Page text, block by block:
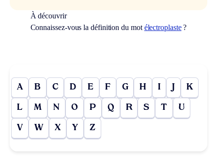
À découvrir
Connaissez-vous la définition du mot électroplaste?
A B C D E F G H I J K
L M N O P Q R S T U
V W X Y Z